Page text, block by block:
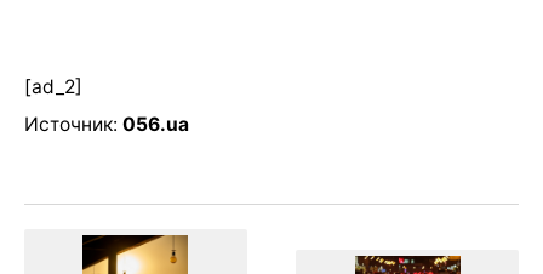
[ad_2]
Источник: 056.ua